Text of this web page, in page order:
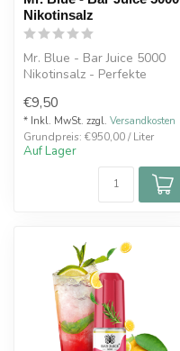
Nikotinsalz
Mr. Blue - Bar Juice 5000
Nikotinsalz - Perfekte
und Erd...
€9,50
* Inkl. MwSt. zzgl. Versandkosten
Grundpreis: €950,00 / Liter
Auf Lager